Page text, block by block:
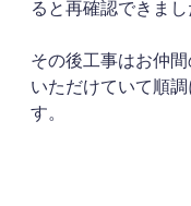
ると再確認できまし
その後工事はお仲
いただけていて順
す。